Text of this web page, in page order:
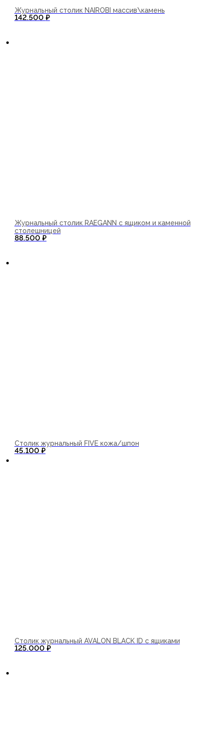
Журнальный столик NAIROBI массив\камень
142.500 ₽
Журнальный столик RAEGANN с ящиком и каменной
столешницей
88.500 ₽
Столик журнальный FIVE кожа/шпон
45.100 ₽
Столик журнальный AVALON BLACK ID с ящиками
125.000 ₽